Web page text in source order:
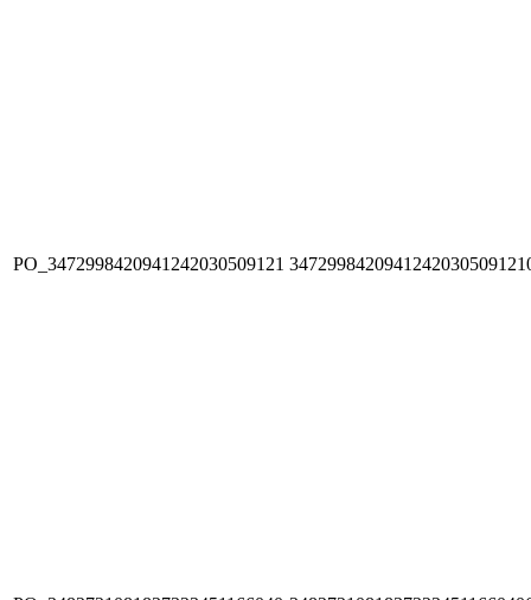
PO_3472998420941242030509121